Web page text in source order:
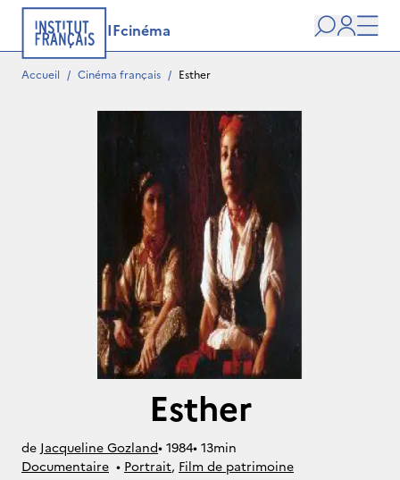
IFcinéma
user
Accueil / Cinéma français / Esther
Esther
de Jacqueline Gozland• 1984• 13min
Documentaire • Portrait, Film de patrimoine